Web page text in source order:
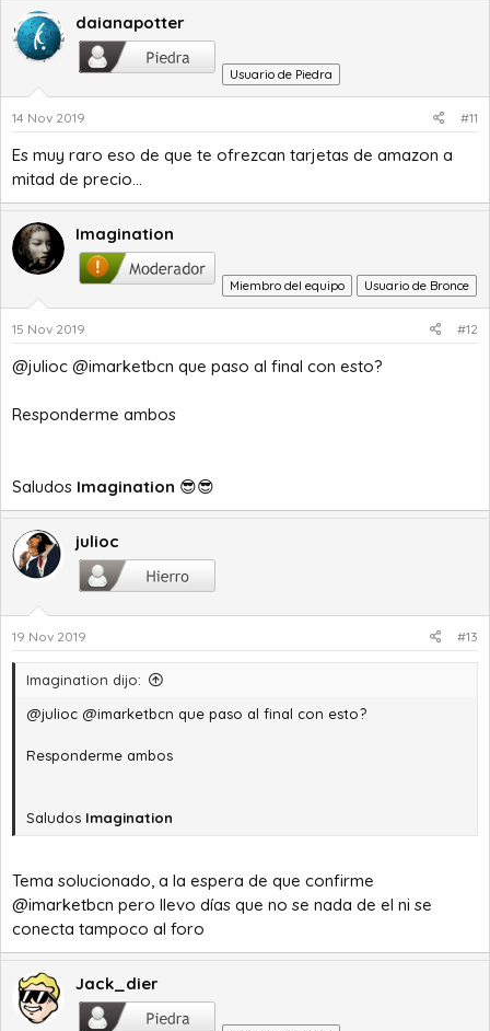
daianapotter
Usuario de Piedra
14 Nov 2019 #11
Es muy raro eso de que te ofrezcan tarjetas de amazon a
mitad de precio...
Imagination
Miembro del equipo Usuario de Bronce
15 Nov 2019 #12
@julioc @imarketbcn que paso al final con esto?
Responderme ambos
Saludos Imagination 😎😎
julioc
19 Nov 2019 #13
Imagination dijo:
@julioc @imarketbcn que paso al final con esto?
Responderme ambos
Saludos Imagination
Tema solucionado, a la espera de que confirme
@imarketbcn pero llevo días que no se nada de el ni se
conecta tampoco al foro
Jack_dier